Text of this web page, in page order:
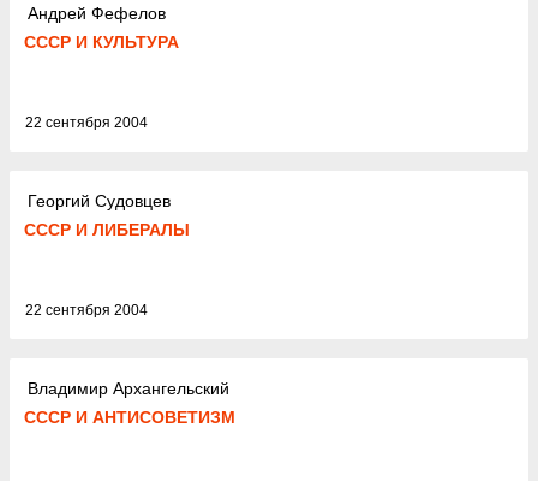
Андрей Фефелов
СССР И КУЛЬТУРА
22 сентября 2004
Георгий Судовцев
СССР И ЛИБЕРАЛЫ
22 сентября 2004
Владимир Архангельский
СССР И АНТИСОВЕТИЗМ